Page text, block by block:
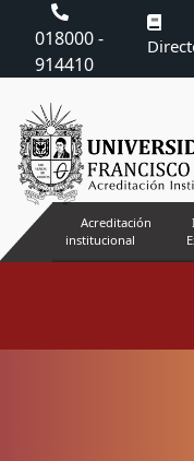
018000 -
914410
Acreditación
institucional